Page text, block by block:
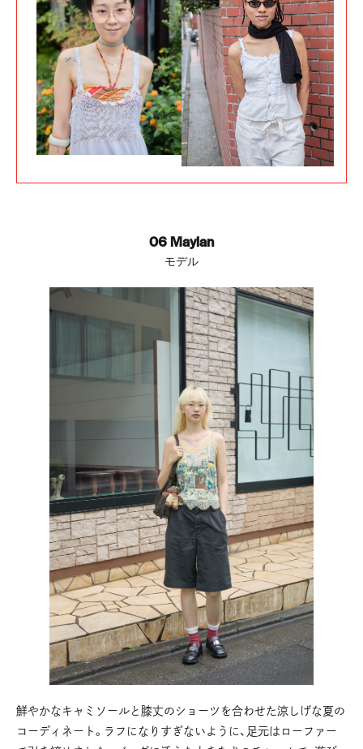
06 Maylan
モデル
鮮やかなキャミソールと膝丈のショーツを合わせた涼しげな夏の
コーディネート。ラフになりすぎないように、足元はローファー